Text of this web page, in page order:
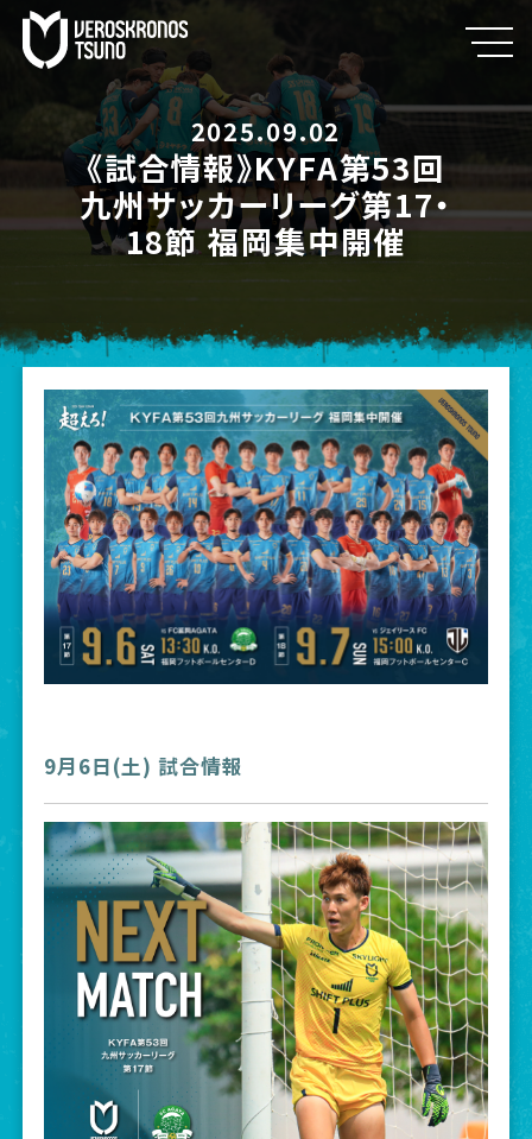
2025.09.02
《試合情報》KYFA第53回
九州サッカーリーグ第17・
18節 福岡集中開催
9月6日(土) 試合情報